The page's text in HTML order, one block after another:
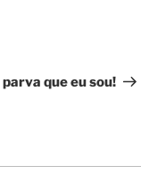
que eu sou!